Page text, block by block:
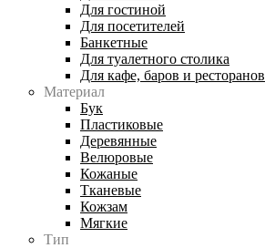
Для гостиной
Для посетителей
Банкетные
Для туалетного столика
Для кафе, баров и ресторанов
Материал
Бук
Пластиковые
Деревянные
Велюровые
Кожаные
Тканевые
Кожзам
Мягкие
Тип